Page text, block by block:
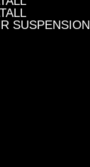
SUSPENSION